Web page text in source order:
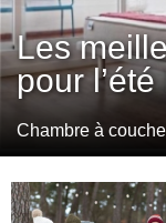
Les
pour
Chambre à